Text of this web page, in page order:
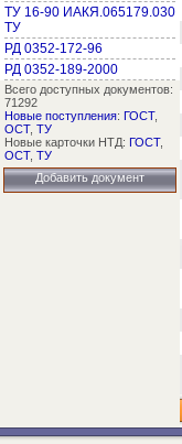
ТУ 16-90 ИАКЯ.065179.030
ТУ
РД 0352-172-96
РД 0352-189-2000
Всего доступных документов:
71292
Новые поступления: ГОСТ,
ОСТ, ТУ
Новые карточки НТД: ГОСТ,
ОСТ, ТУ
Добавить документ